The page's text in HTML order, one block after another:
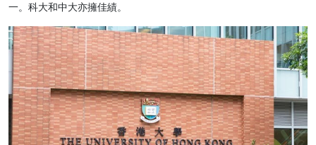
一。科大和中大亦擁佳績。